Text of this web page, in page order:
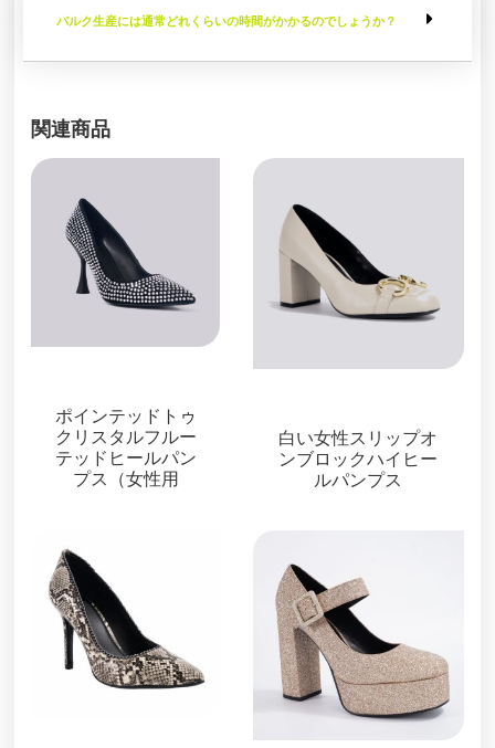
バルク生産には通常どれくらいの時間がかかるのでしょうか？
関連商品
ポインテッドトゥ
クリスタルフルー
テッドヒールパン
プス（女性用
白い女性スリップオ
ンブロックハイヒー
ルパンプス